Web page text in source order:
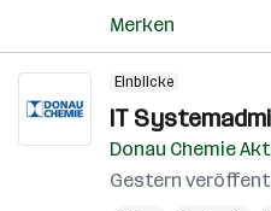
Merken
Einblicke
IT
Donau Chemie
Gestern